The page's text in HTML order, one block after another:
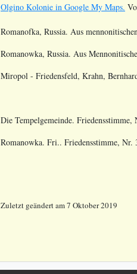
Olgino Kolonie in Google My Maps.
Romanofka, Russia. Aus
Romanowka, Russia. Aus
Miropol - Friedensfeld, Krahn,
Die Tempelgemeinde.
Romanowka. Fri.. Friedensstimme, Nr.
Zuletzt geändert am 7 Oktober 2019